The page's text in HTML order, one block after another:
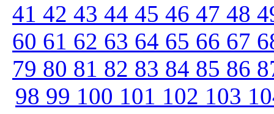
41 42 43 44 45 46 47 48
60 61 62 63 64 65 66 67
79 80 81 82 83 84 85 86
98 99 100 101 102 103